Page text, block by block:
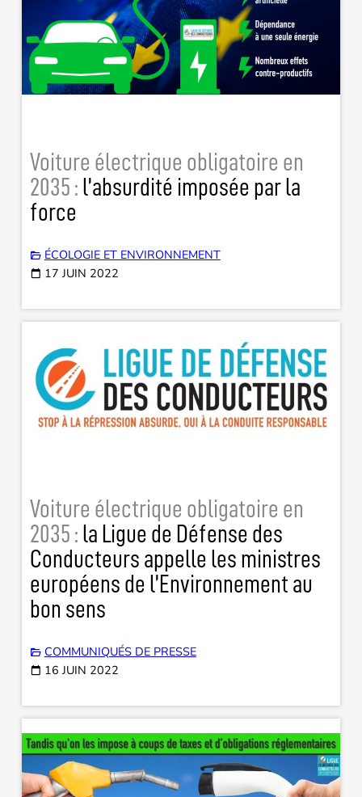
Voiture électrique obligatoire en
2035 : l’absurdité imposée par la
force
ÉCOLOGIE ET ENVIRONNEMENT
17 JUIN 2022
Voiture électrique obligatoire en
2035 : la Ligue de Défense des
Conducteurs appelle les ministres
européens de l’Environnement au
bon sens
COMMUNIQUÉS DE PRESSE
16 JUIN 2022